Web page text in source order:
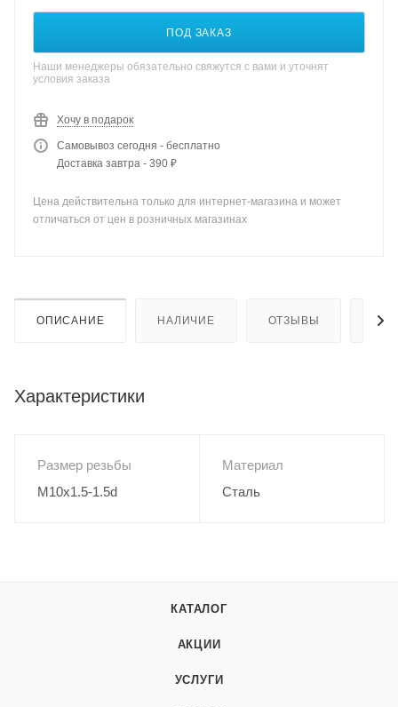
ПОД ЗАКАЗ
Наши менеджеры обязательно свяжутся с вами и уточнят
условия заказа
Хочу в подарок
Самовывоз сегодня - бесплатно
Доставка завтра - 390 ₽
Цена действительна только для интернет-магазина и может
отличаться от цен в розничных магазинах
ОПИСАНИЕ НАЛИЧИЕ ОТЗЫВЫ
Характеристики
Размер резьбы
M10x1.5-1.5d
Материал
Сталь
КАТАЛОГ
АКЦИИ
УСЛУГИ